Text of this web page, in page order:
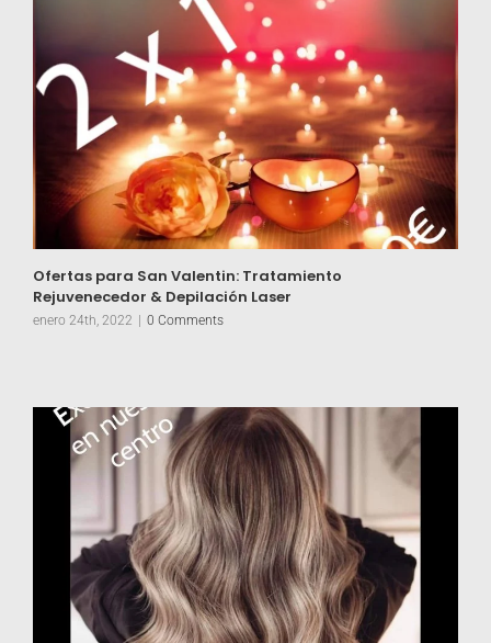
Ofertas para San Valentin: Tratamiento
Rejuvenecedor & Depilación Laser
enero 24th, 2022 0 Comments